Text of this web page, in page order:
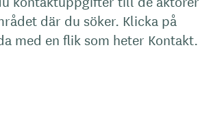
där du söker. Klicka på
med en flik som heter Kontakt.